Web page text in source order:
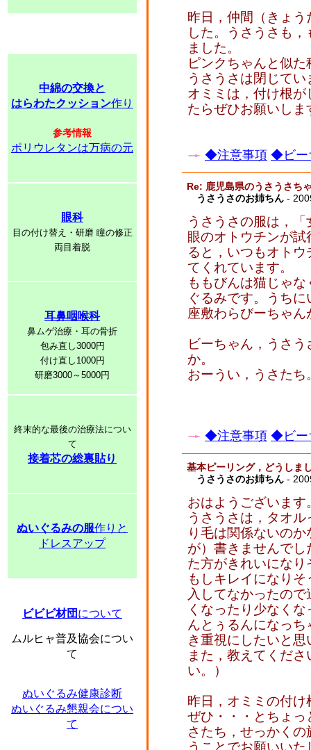
中綿の交換と
はらわたクッション作り
参考情報
ポリウレタンは万病の元
眼科
目の付け替え・研磨 瞳の修正
両目着脱
耳鼻咽喉科
鼻ムゲ治療・耳の骨折
包み直し3000円
付け直し1000円
研磨3000～5000円
終末的な最後の治療法につい
て
接着芯の総裏貼り
ぬいぐるみの服作りと
ドレスアップ
ビビビ材団 について
ムルヒャ普及協会につい
て
ぬいぐるみ健康診断
ぬいぐるみ懇親会につい
て
昨日，仲間（きょ
した。うさうさも
ました。
ピンクちゃんと似
うさうさは閉じて
オミミは，付け根
たらぜひお願いしま
◆注意事項 ◆ビー
Re: 鹿児島県のうさうさち
うさうさのお姉ちん -
うさうさの服は，
眼のオトウチンが
ると，いつもオト
てくれています。
ももびんは猫じゃ
ぐるみです。うち
座敷わらびーちゃ
ビーちゃん，うさ
か。
おーうい，うさた
◆注意事項 ◆ビー
基本ピーリング，どうしま
うさうさのお姉ちん -
おはようございます
うさうさは，タオ
り毛は関係ないの
が）書きませんで
た方がきれいになり
もしキレイになり
入してなかったの
くなったり少なく
んとぅるんになっ
き重視にしたいと
また，教えてくだ
い。）
昨日，オミミの付
ぜひ・・・とちょ
さたち，せっかく
うことでお願いいた